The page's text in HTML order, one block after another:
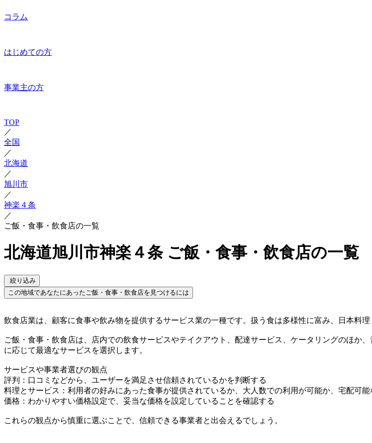
コラム
はじめての方
事業主の方
TOP
／
全国
／
北海道
／
旭川市
／
神楽４条
／
ご飯・食事・飲食店の一覧
北海道旭川市神楽４条 ご飯・食事・飲食店の一覧
絞り込み
この地域であなたにあったご飯・食事・飲食店を見つけるには
飲食店業は、顧客に食事や飲み物を提供するサービス業の一種です。扱う食は多様性に富み、日本料
ご飯・食事・飲食店は、店内での飲食サービスやテイクアウト、配達サービス、ケータリングのほか
に応じて最適なサービスを選択します。
サービスや事業者選びの観点
評判：口コミなどから、ユーザーを満足させ信頼されているかを判断する
料理とサービス：利用者の好みにあった食事が提供されているか、大人数での利用が可能か、宅配可
価格：わかりやすい価格設定で、妥当な価格を設定していることを確認する
これらの観点から慎重に選ぶことで、信頼できる事業者と出会えるでしょう。